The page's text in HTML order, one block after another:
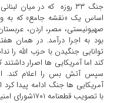
جنگ ۳۳ روزه که در میان
اساس یک «نقشه جامع» که به
صهیونیستی، مصر، اردن،
بود به اجرا درآمد. در همان
توانایی جنگیدن با حزب الله را
کند اما آمریکایی ها اصرار
سپس آتش بس را اعلام کند. از
آمریکایی ها جنگ ادامه پیدا کرد
با تصویب قطعنامه ۱۷۰۱شورای امنیت بر پایان آن مهر تأیید کوبید.